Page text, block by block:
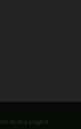
Aroha Digital.